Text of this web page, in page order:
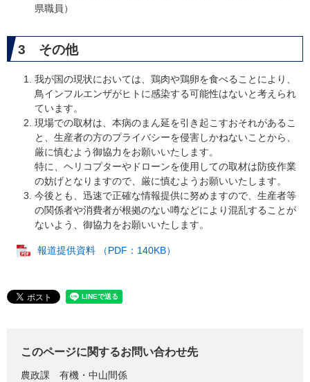
県職員）
3 その他
我が国の現状においては、鶏肉や鶏卵を食べることにより、
鳥インフルエンザがヒトに感染する可能性はないと考えられ
ています。
現場での取材は、本病のまん延を引き起こすおそれがあるこ
と、生産者の方のプライバシーを侵害しかねないことから、
厳に慎むよう御協力をお願いいたします。
特に、ヘリコプターやドローンを使用しての取材は防疫作業
の妨げとなりますので、厳に慎むようお願いいたします。
今後とも、迅速で正確な情報提供に努めますので、生産者等
の関係者や消費者が根拠のない噂などにより混乱することが
ないよう、御協力をお願いいたします。
報道提供資料 （PDF：140KB）
このページに関するお問い合わせ先
農政課
有機・中山間係